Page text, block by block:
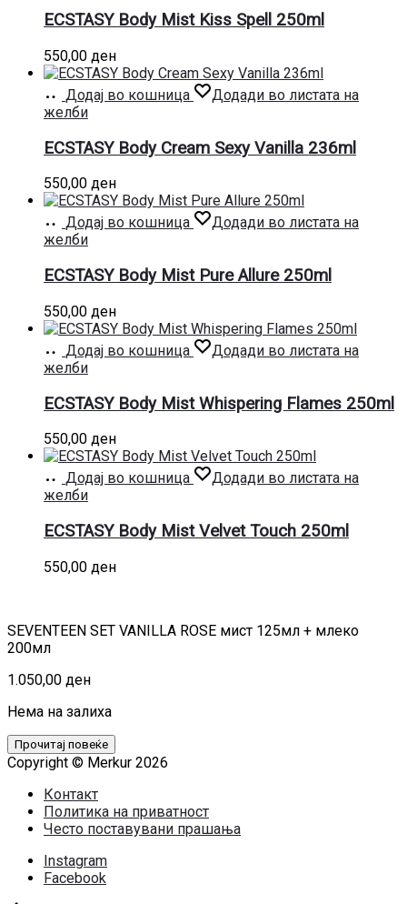
ECSTASY Body Mist Kiss Spell 250ml
550,00 ден
Додај во кошница
Додади во листата на
желби
ECSTASY Body Cream Sexy Vanilla 236ml
550,00 ден
Додај во кошница
Додади во листата на
желби
ECSTASY Body Mist Pure Allure 250ml
550,00 ден
Додај во кошница
Додади во листата на
желби
ECSTASY Body Mist Whispering Flames 250ml
550,00 ден
Додај во кошница
Додади во листата на
желби
ECSTASY Body Mist Velvet Touch 250ml
550,00 ден
SEVENTEEN SET VANILLA ROSE мист 125мл + млеко
200мл
1.050,00 ден
Нема на залиха
Прочитај повеќе
Copyright © Merkur 2026
Контакт
Политика на приватност
Често поставувани прашања
Instagram
Facebook